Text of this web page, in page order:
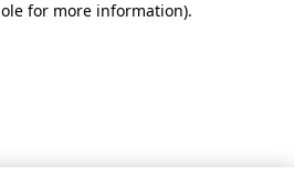
for more information).